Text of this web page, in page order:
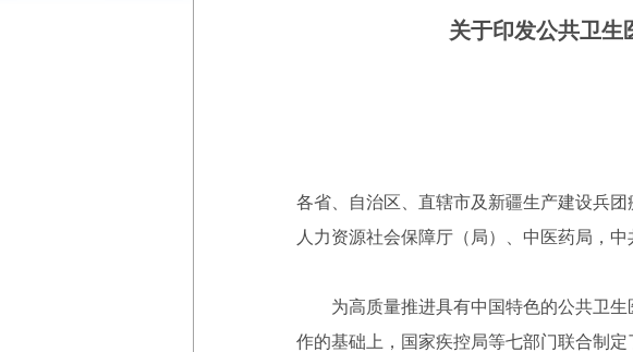
关于印发公共卫生
各省、自治区、直辖市及新疆生产建设兵
人力资源社会保障厅（局）、中医药局，中
为高质量推进具有中国特色的公共卫生
作的基础上，国家疾控局等七部门联合制